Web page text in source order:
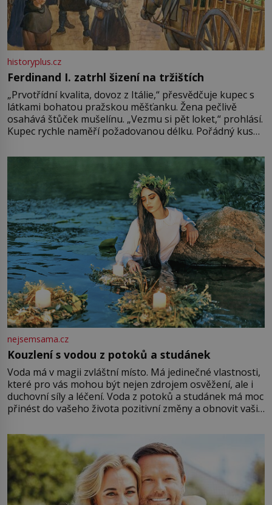
historyplus.cz
Ferdinand I. zatrhl šizení na tržištích
„Prvotřídní kvalita, dovoz z Itálie,“ přesvědčuje kupec s
látkami bohatou pražskou měšťanku. Žena pečlivě
osahává štůček mušelínu. „Vezmu si pět loket,“ prohlásí.
Kupec rychle naměří požadovanou délku. Pořádný kus
milostpaní. Stačí jenom na sukni,“ zhodnotí švadlena
množství růžového mušelínu. „Ošidili vás, podívejte.“
Vezme do ruky dřevěnou
nejsemsama.cz
Kouzlení s vodou z potoků a studánek
Voda má v magii zvláštní místo. Má jedinečné vlastnosti,
které pro vás mohou být nejen zdrojem osvěžení, ale i
duchovní síly a léčení. Voda z potoků a studánek má moc
přinést do vašeho života pozitivní změny a obnovit vaši
můžete obohatit své rituály a přinést do svého života
větší harmonii a klid. Je důležité